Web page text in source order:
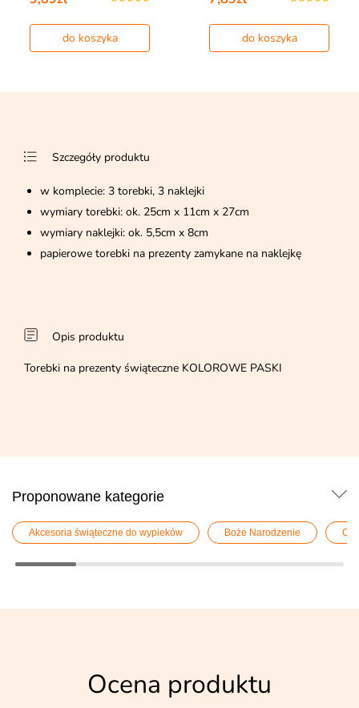
do koszyka do koszyka
Szczegóły produktu
w komplecie: 3 torebki, 3 naklejki
wymiary torebki: ok. 25cm x 11cm x 27cm
wymiary naklejki: ok. 5,5cm x 8cm
papierowe torebki na prezenty zamykane na naklejkę
Opis produktu
Torebki na prezenty świąteczne KOLOROWE PASKI
Proponowane kategorie
Akcesoria świąteczne do wypieków Boże Narodzenie
Ocena produktu